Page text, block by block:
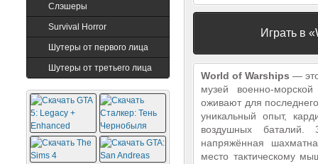
Играть в
World of Warships —
музей военно-
оживают для
уникальный опыт,
воздушных
напряжённая
место тактическому
Слэшеры
Survival Horror
Шутеры от первого лица
Шутеры от третьего лица